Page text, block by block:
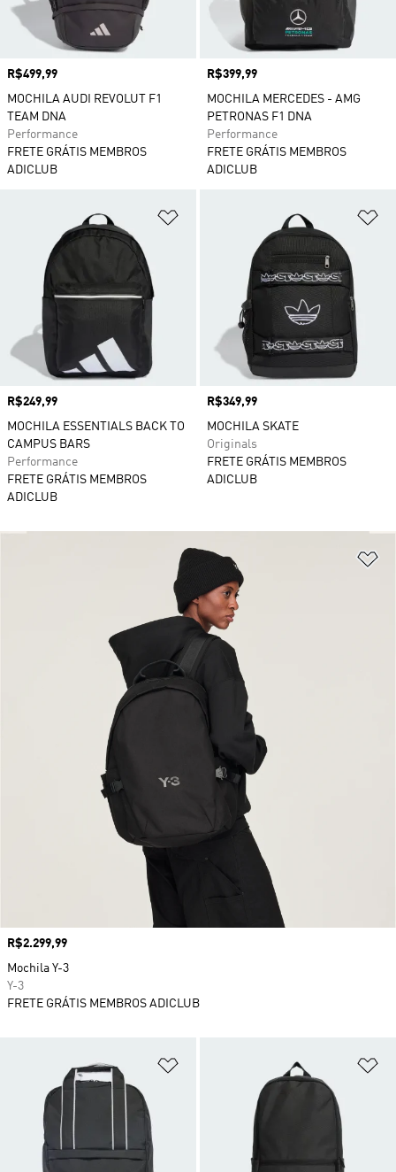
Preço
R$499,99
MOCHILA AUDI REVOLUT F1
TEAM DNA
Performance
FRETE GRÁTIS MEMBROS
ADICLUB
Preço
R$399,99
MOCHILA MERCEDES - AMG
PETRONAS F1 DNA
Performance
FRETE GRÁTIS MEMBROS
ADICLUB
Adicionar à Lista de Desejos
Preço
R$249,99
MOCHILA ESSENTIALS BACK TO
CAMPUS BARS
Performance
FRETE GRÁTIS MEMBROS
ADICLUB
Preço
R$349,99
MOCHILA SKATE
Originals
FRETE GRÁTIS MEMBROS
ADICLUB
Adicionar à Lista de Desejos
Preço
R$2.299,99
Mochila Y-3
Y-3
FRETE GRÁTIS MEMBROS ADICLUB